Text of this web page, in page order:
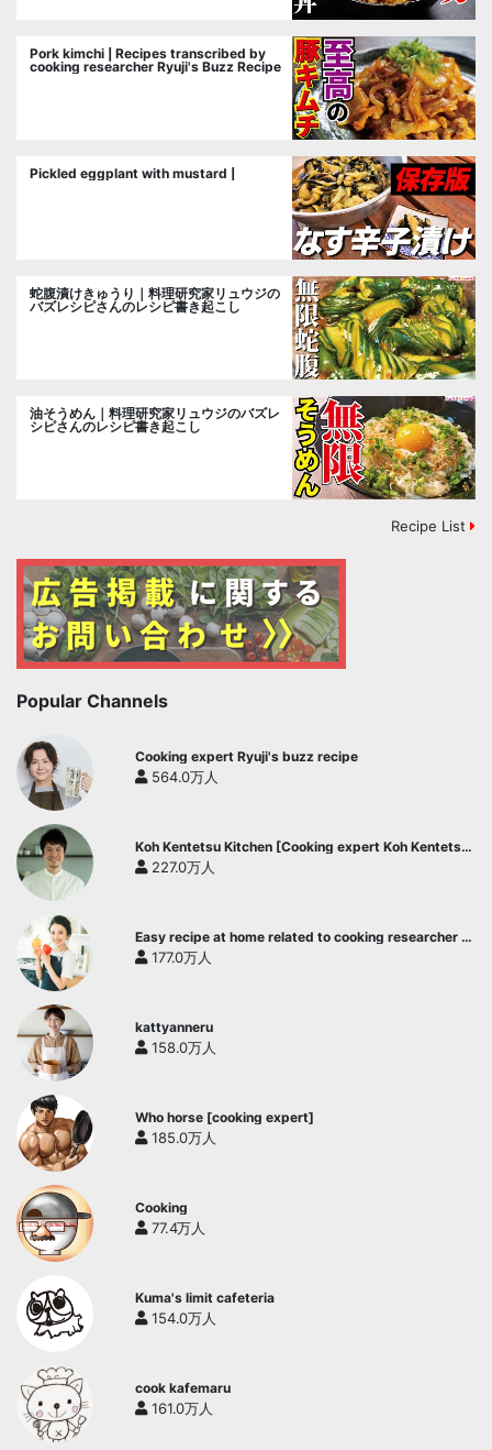
Pork kimchi | Recipes transcribed by
cooking researcher Ryuji's Buzz Recipe
Pickled eggplant with mustard |
蛇腹漬けきゅうり｜料理研究家リュウジの
バズレシピさんのレシピ書き起こし
油そうめん｜料理研究家リュウジのバズレ
シピさんのレシピ書き起こし
Recipe List
Popular Channels
Cooking expert Ryuji's buzz recipe
564.0万人
Koh Kentetsu Kitchen [Cooking expert Koh Kentetsu
official channel]
227.0万人
Easy recipe at home related to cooking researcher /
Yukari's Kitchen
177.0万人
kattyanneru
158.0万人
Who horse [cooking expert]
185.0万人
Cooking
77.4万人
Kuma's limit cafeteria
154.0万人
cook kafemaru
161.0万人